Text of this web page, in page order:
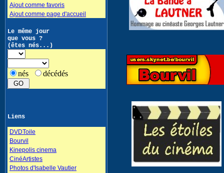
Ajout comme favoris
Ajout comme page d'accueil
Le même jour
que vous ?
(êtes nés...)
nés décédés
Liens
DVDToile
Bourvil
Kinepolis cinema
CinéArtistes
Photos d'Isabelle Vautier